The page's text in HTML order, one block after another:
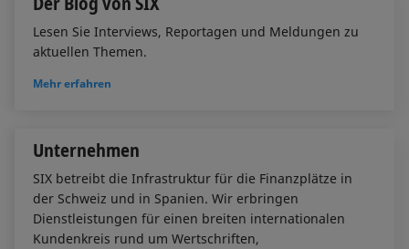
Lesen Sie Interviews, Reportagen und Meldungen zu
aktuellen Themen.
Mehr erfahren
Unternehmen
SIX betreibt die Infrastruktur für die Finanzplätze in
der Schweiz und in Spanien. Wir erbringen
Dienstleistungen für einen breiten internationalen
Kundenkreis rund um Wertschriften,